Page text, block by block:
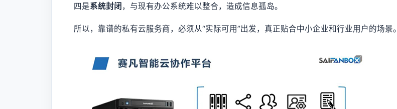
四是系统封闭 ，与现有办公系统难以整合，造成信息孤岛。
所以，靠谱的私有云服务商，必须从“实际可用”出发，真正贴合中小企业和行业用户的场景。